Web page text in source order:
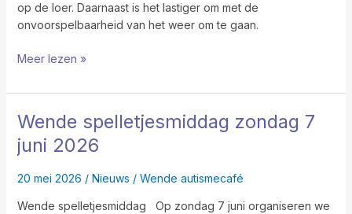
op de loer. Daarnaast is het lastiger om met de
onvoorspelbaarheid van het weer om te gaan.
Meer lezen »
Wende spelletjesmiddag zondag 7
juni 2026
20 mei 2026 / Nieuws / Wende autismecafé
Wende spelletjesmiddag Op zondag 7 juni organiseren we
Wende
spelletjesmiddag
zondag
juni
2026